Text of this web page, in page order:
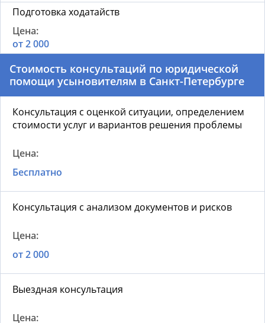
Подготовка ходатайств
от 2 000
Стоимость консультаций по юридической
помощи усыновителям в Санкт-Петербурге
Консультация с оценкой ситуации, определением
стоимости услуг и вариантов решения проблемы
Бесплатно
Консультация с анализом документов и рисков
от 2 000
Выездная консультация